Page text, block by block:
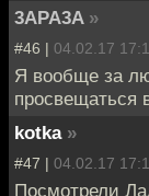
3APA3A »
#46 | 04.02.17
Я вообще за
просвещаться
kotka »
#47 | 04.02.17
Посмотрели